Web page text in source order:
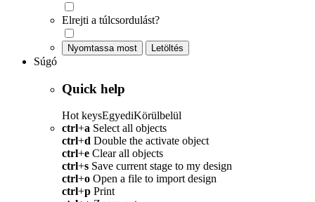
Elrejti a túlcsordulást?
Nyomtassa most Letöltés
Súgó
Quick help
Hot keysEgyediKörülbelül
ctrl+a Select all objects
ctrl+d Double the activate object
ctrl+e Clear all objects
ctrl+s Save current stage to my design
ctrl+o Open a file to import design
ctrl+p Print